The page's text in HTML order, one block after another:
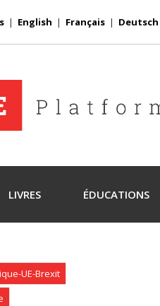
| English | Français | Deutsch
LIVRES ÉDUCATIONS
UE-Brexit